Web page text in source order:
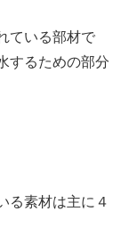
ている部材で
するための部分
る素材は主に４